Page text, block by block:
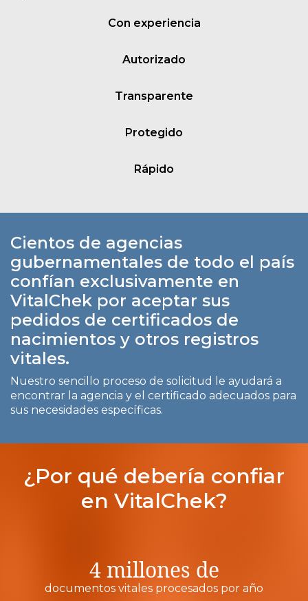
Con experiencia
Autorizado
Transparente
Protegido
Rápido
Cientos de agencias
gubernamentales de todo el país
confían exclusivamente en
VitalChek por aceptar sus
pedidos de certificados de
nacimientos y otros registros
vitales.
Nuestro sencillo proceso de solicitud le ayudará a
encontrar la agencia y el certificado adecuados para
sus necesidades específicas.
¿Por qué debería confiar
en VitalChek?
4 millones de
documentos vitales procesados por año